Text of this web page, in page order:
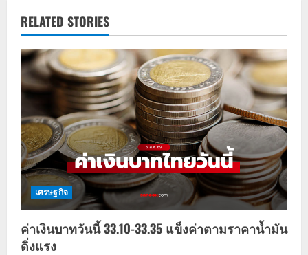
v
i
g
a
t
i
o
n
RELATED STORIES
เศรษฐกิจ
ค่าเงินบาทวันนี้ 33.10-33.35 แข็งค่าตามราคาน้ำมัน
ดิ่งแรง